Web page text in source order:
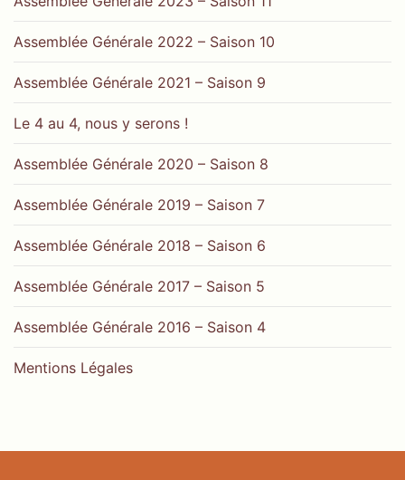
Assemblée Générale 2022 – Saison 10
Assemblée Générale 2021 – Saison 9
Le 4 au 4, nous y serons !
Assemblée Générale 2020 – Saison 8
Assemblée Générale 2019 – Saison 7
Assemblée Générale 2018 – Saison 6
Assemblée Générale 2017 – Saison 5
Assemblée Générale 2016 – Saison 4
Mentions Légales